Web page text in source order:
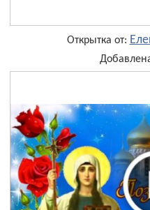
Открытка от: